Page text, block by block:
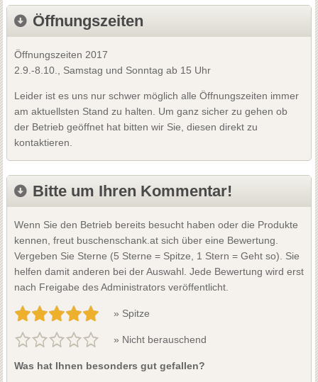
Öffnungszeiten
Öffnungszeiten 2017
2.9.-8.10., Samstag und Sonntag ab 15 Uhr
Leider ist es uns nur schwer möglich alle Öffnungszeiten immer
am aktuellsten Stand zu halten. Um ganz sicher zu gehen ob
der Betrieb geöffnet hat bitten wir Sie, diesen direkt zu
kontaktieren.
Bitte um Ihren Kommentar!
Wenn Sie den Betrieb bereits besucht haben oder die Produkte
kennen, freut buschenschank.at sich über eine Bewertung.
Vergeben Sie Sterne (5 Sterne = Spitze, 1 Stern = Geht so). Sie
helfen damit anderen bei der Auswahl. Jede Bewertung wird erst
nach Freigabe des Administrators veröffentlicht.
» Spitze
» Nicht berauschend
Was hat Ihnen besonders gut gefallen?